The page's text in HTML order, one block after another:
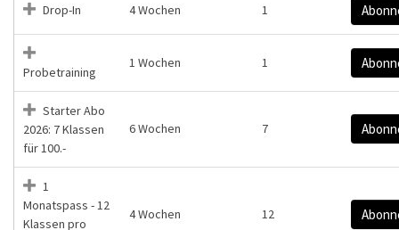
Drop-In 4 Wochen 1
Probetraining
1 Wochen 1
Starter Abo
2026: 7 Klassen
für 100.-
6 Wochen 7
1
Monatspass - 12
Klassen pro
4 Wochen 12